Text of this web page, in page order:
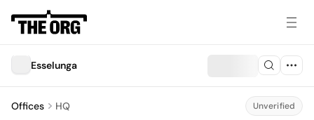
Esselunga
Offices HQ Unverified